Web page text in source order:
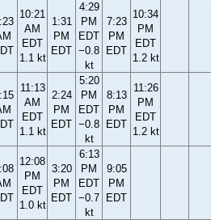
10:21
AM
EDT
1.1 kt
1:31
PM
EDT
4:29
PM
EDT
−0.8
kt
7:23
PM
EDT
10:34
PM
EDT
1.2 kt
11:13
AM
EDT
1.1 kt
2:24
PM
EDT
5:20
PM
EDT
−0.8
kt
8:13
PM
EDT
11:26
PM
EDT
1.2 kt
12:08
PM
EDT
1.0 kt
3:20
PM
EDT
6:13
PM
EDT
−0.7
kt
9:05
PM
EDT